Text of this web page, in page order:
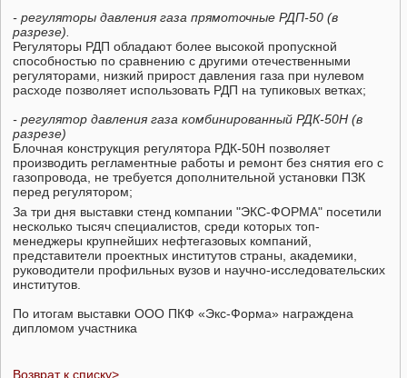
- регуляторы давления газа прямоточные РДП-50 (в
разрезе).
Регуляторы РДП обладают более высокой пропускной
способностью по сравнению с другими отечественными
регуляторами, низкий прирост давления газа при нулевом
расходе позволяет использовать РДП на тупиковых ветках;
- регулятор давления газа комбинированный РДК-50Н (в
разрезе)
Блочная конструкция регулятора РДК-50Н позволяет
производить регламентные работы и ремонт без снятия его с
газопровода, не требуется дополнительной установки ПЗК
перед регулятором;
За три дня выставки стенд компании "ЭКС-ФОРМА" посетили
несколько тысяч специалистов, среди которых топ-
менеджеры крупнейших нефтегазовых компаний,
представители проектных институтов страны, академики,
руководители профильных вузов и научно-исследовательских
институтов.
По итогам выставки ООО ПКФ «Экс-Форма» награждена
дипломом участника
Возврат к списку>